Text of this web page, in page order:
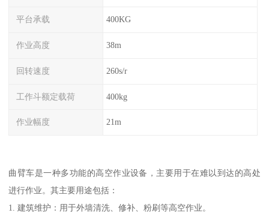
平台承载 400KG
作业高度 38m
回转速度 260s/r
工作斗额定载荷 400kg
作业幅度 21m
曲臂车是一种多功能的高空作业设备，主要用于在难以到达的高处
进行作业。其主要用途包括：
1. 建筑维护：用于外墙清洗、修补、粉刷等高空作业。